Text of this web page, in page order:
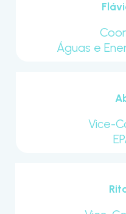
Águas e
Vice-